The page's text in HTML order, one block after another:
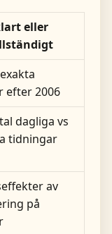
eller
efter 2006
dagliga vs
tidningar
av
på